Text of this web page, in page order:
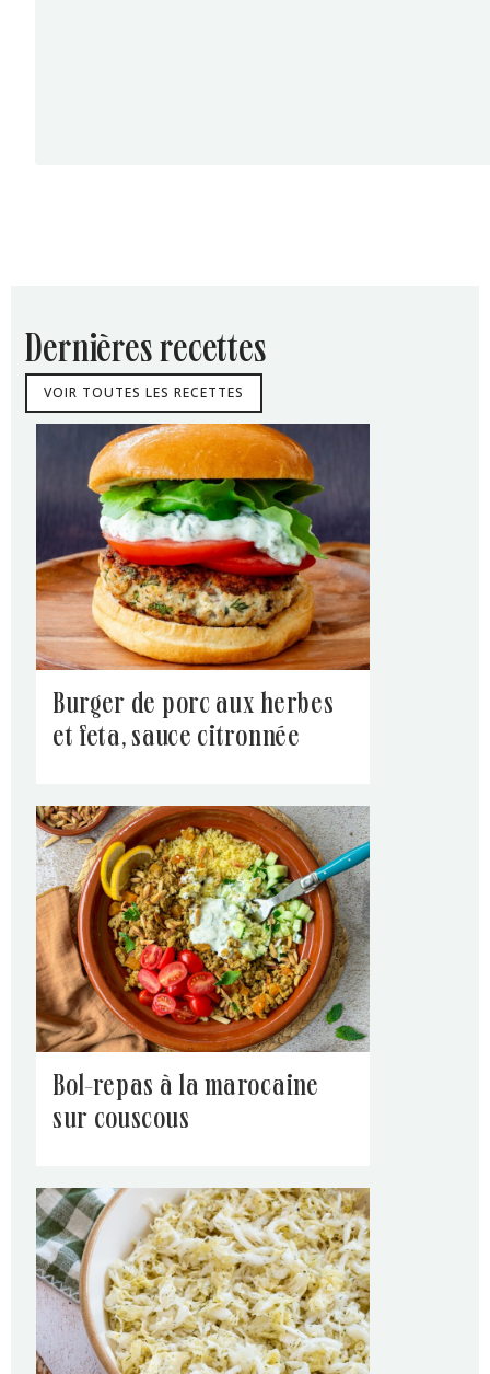
dernières recettes
VOIR TOUTES LES RECETTES
burger de porc aux herbes
et feta, sauce citronnée
bol-repas à la marocaine
sur couscous